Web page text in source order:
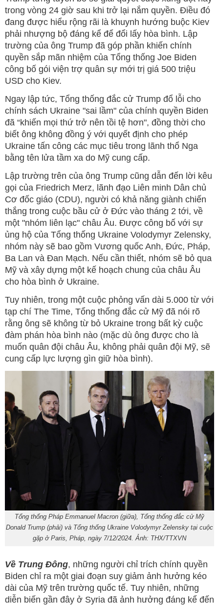
trong vòng 24 giờ sau khi trở lại nắm quyền. Điều đó
đang được hiểu rộng rãi là khuynh hướng buộc Kiev
phải nhượng bộ đáng kể để đổi lấy hòa bình. Lập
trường của ông Trump đã góp phần khiến chính
quyền sắp mãn nhiệm của Tổng thống Joe Biden
công bố gói viện trợ quân sự mới trị giá 500 triệu
USD cho Kiev.
Ngay lập tức, Tổng thống đắc cử Trump đổ lỗi cho
chính sách Ukraine "sai lầm" của chính quyền Biden
đã “khiến mọi thứ trở nên tồi tệ hơn", đồng thời cho
biết ông không đồng ý với quyết định cho phép
Ukraine tấn công các mục tiêu trong lãnh thổ Nga
bằng tên lửa tầm xa do Mỹ cung cấp.
Lập trường trên của ông Trump cũng dẫn đến lời kêu
gọi của Friedrich Merz, lãnh đạo Liên minh Dân chủ
Cơ đốc giáo (CDU), người có khả năng giành chiến
thắng trong cuộc bầu cử ở Đức vào tháng 2 tới, về
một "nhóm liên lạc" châu Âu. Được công bố với sự
ủng hộ của Tổng thống Ukraine Volodymyr Zelensky,
nhóm này sẽ bao gồm Vương quốc Anh, Đức, Pháp,
Ba Lan và Đan Mạch. Nếu cần thiết, nhóm sẽ bỏ qua
Mỹ và xây dựng một kế hoạch chung của châu Âu
cho hòa bình ở Ukraine.
Tuy nhiên, trong một cuộc phỏng vấn dài 5.000 từ với
tạp chí The Time, Tổng thống đắc cử Mỹ đã nói rõ
rằng ông sẽ không từ bỏ Ukraine trong bất kỳ cuộc
đàm phán hòa bình nào (mặc dù ông được cho là
muốn quân đội châu Âu, không phải quân đội Mỹ, sẽ
cung cấp lực lượng gìn giữ hòa bình).
Tổng thống Pháp Emmanuel Macron (giữa), Tổng thống đắc cử Mỹ
Donald Trump (phải) và Tổng thống Ukraine Volodymyr Zelensky tại cuộc
gặp ở Paris, Pháp, ngày 7/12/2024. Ảnh: THX/TTXVN
Về Trung Đông, những người chỉ trích chính quyền
Biden chỉ ra một giai đoạn suy giảm ảnh hưởng kéo
dài của Mỹ trên trường quốc tế. Tuy nhiên, những
diễn biến gần đây ở Syria đã ảnh hưởng đáng kể đến